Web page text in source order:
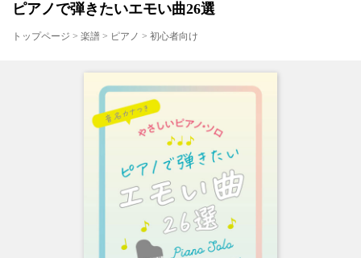
ピアノで弾きたいエモい曲26選
トップページ > 楽譜 > ピアノ > 初心者向け